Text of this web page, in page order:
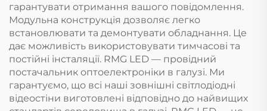
гарантувати отримання вашого повідомлення.
Модульна конструкція дозволяє легко
встановлювати та демонтувати обладнання. Це
дає можливість використовувати тимчасові та
постійні інсталяції. RMG LED — провідний
постачальник оптоелектроніки в галузі. Ми
гарантуємо, що всі наші зовнішні світлодіодні
відеостіни виготовлені відповідно до найвищих